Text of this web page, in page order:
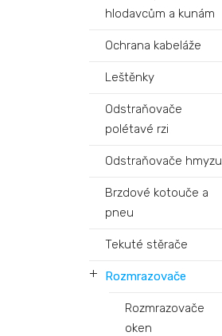
hlodavcům a kunám
Ochrana kabeláže
Leštěnky
Odstraňovače
polétavé rzi
Odstraňovače hmyzu
Brzdové kotouče a
pneu
Tekuté stěrače
+ Rozmrazovače
Rozmrazovače
oken